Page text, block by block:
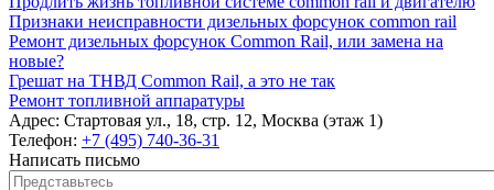
Признаки неисправности дизельных форсунок common rail
Ремонт дизельных форсунок Common Rail, или замена на
новые?
Грешат на ТНВД Common Rail, а это не так
Ремонт топливной аппаратуры
Адрес: Стартовая ул., 18, стр. 12, Москва (этаж 1)
Телефон: +7 (495) 740-36-31
Написать письмо
Представьтесь